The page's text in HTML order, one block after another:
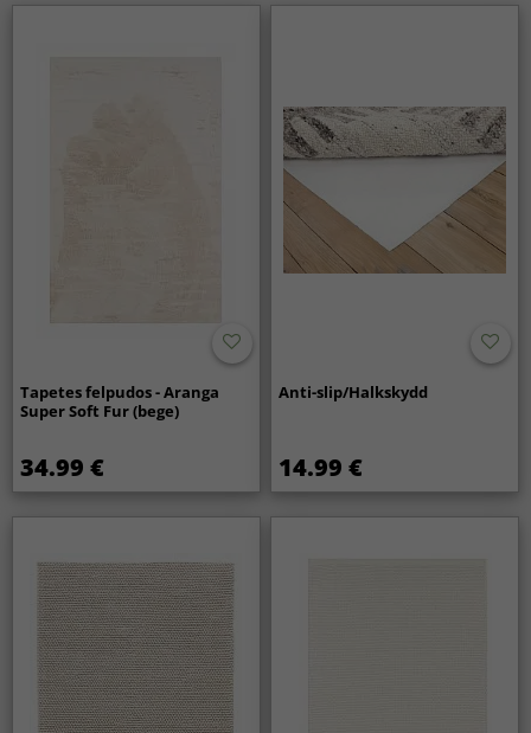
Tapetes felpudos - Aranga
Super Soft Fur (bege)
34.99 €
Anti-slip/Halkskydd
14.99 €